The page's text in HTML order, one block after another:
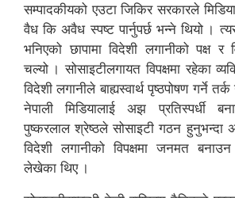
सम्पादकीयको एउटा जिकिर सरकारले
वैध कि अवैध स्पष्ट पार्नुपर्छ भन्ने थियो ।
भनिएको छापामा विदेशी लगानीको पक्ष र
चल्यो । सोसाइटीलगायत विपक्षमा रहेका
विदेशी लगानीले बाह्यस्वार्थ पृष्ठपोषण गर्ने
नेपाली मिडियालाई अझ प्रतिस्पर्धी
पुष्करलाल श्रेष्ठले सोसाइटी गठन हुनुभन्दा
विदेशी लगानीको विपक्षमा जनमत
लेखेका थिए ।